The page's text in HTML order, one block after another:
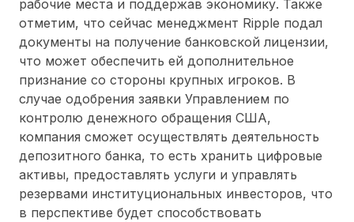
рабочие места и поддержав экономику. Также
отметим, что сейчас менеджмент Ripple подал
документы на получение банковской лицензии,
что может обеспечить ей дополнительное
признание со стороны крупных игроков. В
случае одобрения заявки Управлением по
контролю денежного обращения США,
компания сможет осуществлять деятельность
депозитного банка, то есть хранить цифровые
активы, предоставлять услуги и управлять
резервами институциональных инвесторов, что
в перспективе будет способствовать